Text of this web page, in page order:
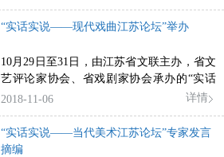
“实话实说——现代戏曲江苏论坛”举办
10月29日至31日，由江苏省文联主办，省文
艺评论家协会、省戏剧家协会承办的“实话
实说——现代戏曲江苏论坛”在盐城市举
2018-11-06 详情
“实话实说——当代美术江苏论坛”专家发言
摘编